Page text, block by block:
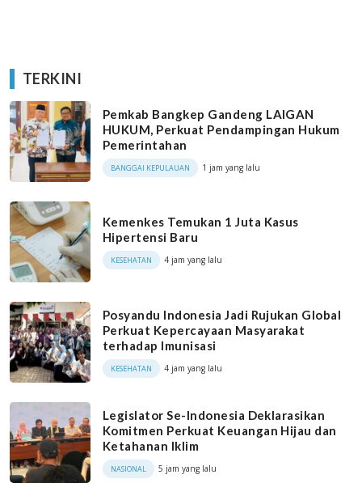
TERKINI
Pemkab Bangkep Gandeng LAIGAN
HUKUM, Perkuat Pendampingan Hukum
Pemerintahan
BANGGAI KEPULAUAN 1 jam yang lalu
Kemenkes Temukan 1 Juta Kasus
Hipertensi Baru
KESEHATAN 4 jam yang lalu
Posyandu Indonesia Jadi Rujukan Global
Perkuat Kepercayaan Masyarakat
terhadap Imunisasi
KESEHATAN 4 jam yang lalu
Legislator Se-Indonesia Deklarasikan
Komitmen Perkuat Keuangan Hijau dan
Ketahanan Iklim
NASIONAL 5 jam yang lalu